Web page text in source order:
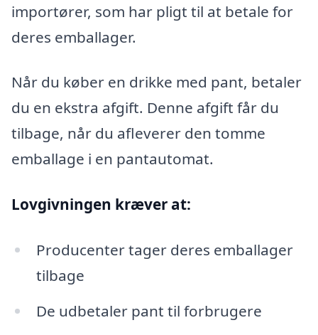
importører, som har pligt til at betale for
deres emballager.
Når du køber en drikke med pant, betaler
du en ekstra afgift. Denne afgift får du
tilbage, når du afleverer den tomme
emballage i en pantautomat.
Lovgivningen kræver at:
Producenter tager deres emballager
tilbage
De udbetaler pant til forbrugere